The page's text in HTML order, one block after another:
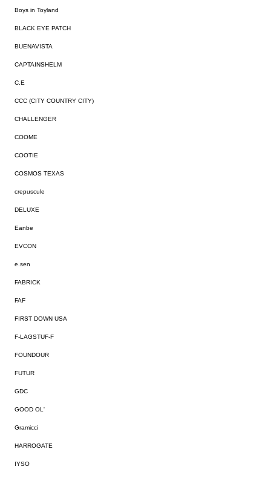
Boys in Toyland
BLACK EYE PATCH
BUENAVISTA
CAPTAINSHELM
C.E
CCC (CITY COUNTRY CITY)
CHALLENGER
COOME
COOTIE
COSMOS TEXAS
crepuscule
DELUXE
Eanbe
EVCON
e.sen
FABRICK
FAF
FIRST DOWN USA
F-LAGSTUF-F
FOUNDOUR
FUTUR
GDC
GOOD OL'
Gramicci
HARROGATE
IYSO